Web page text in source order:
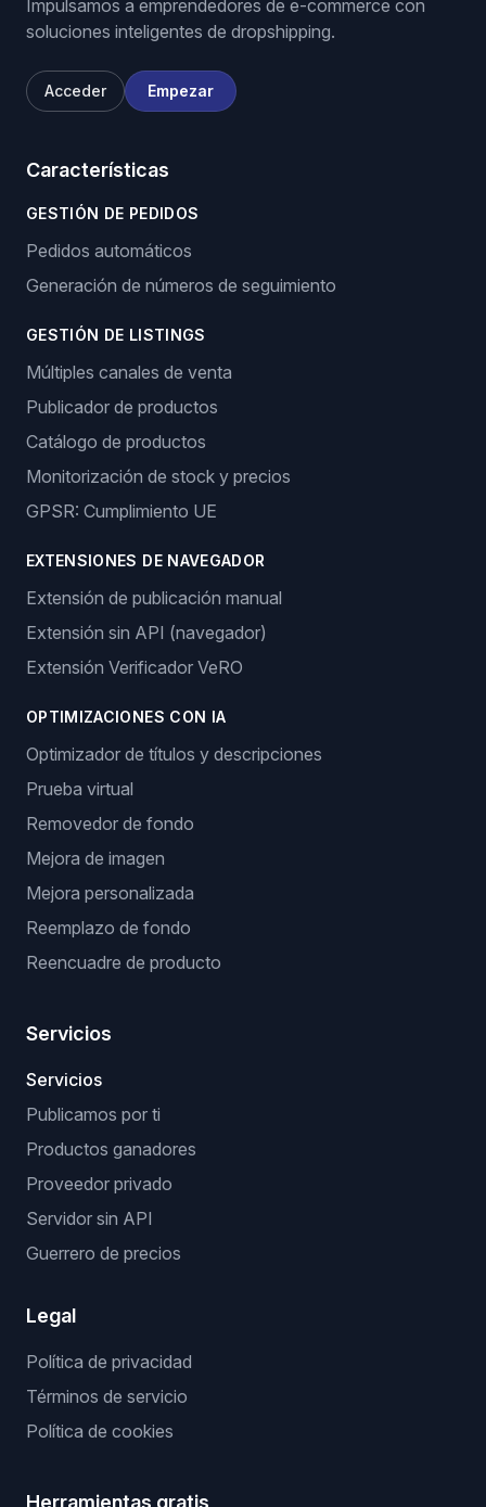
Impulsamos a emprendedores de e-commerce con
soluciones inteligentes de dropshipping.
Acceder Empezar
Características
GESTIÓN DE PEDIDOS
Pedidos automáticos
Generación de números de seguimiento
GESTIÓN DE LISTINGS
Múltiples canales de venta
Publicador de productos
Catálogo de productos
Monitorización de stock y precios
GPSR: Cumplimiento UE
EXTENSIONES DE NAVEGADOR
Extensión de publicación manual
Extensión sin API (navegador)
Extensión Verificador VeRO
OPTIMIZACIONES CON IA
Optimizador de títulos y descripciones
Prueba virtual
Removedor de fondo
Mejora de imagen
Mejora personalizada
Reemplazo de fondo
Reencuadre de producto
Servicios
Servicios
Publicamos por ti
Productos ganadores
Proveedor privado
Servidor sin API
Guerrero de precios
Legal
Política de privacidad
Términos de servicio
Política de cookies
Herramientas gratis